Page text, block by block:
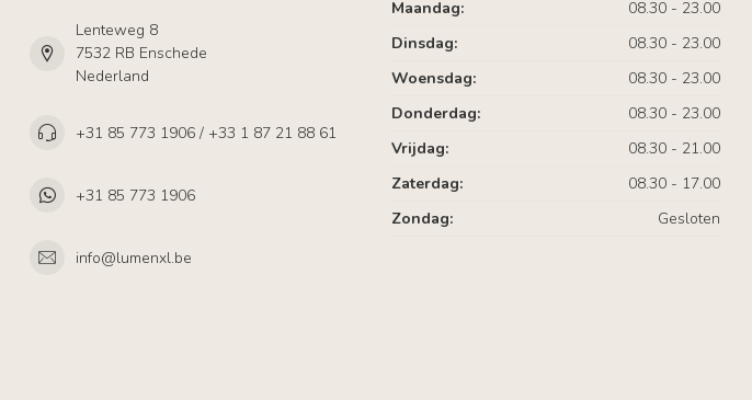
Lenteweg 8
7532 RB Enschede
Nederland
+31 85 773 1906 / +33 1 87 21 88 61
+31 85 773 1906
info@lumenxl.be
Maandag:
08.30 - 23.00
Dinsdag:
08.30 - 23.00
Woensdag:
08.30 - 23.00
Donderdag:
08.30 - 23.00
Vrijdag:
08.30 - 21.00
Zaterdag:
08.30 - 17.00
Zondag:
Gesloten